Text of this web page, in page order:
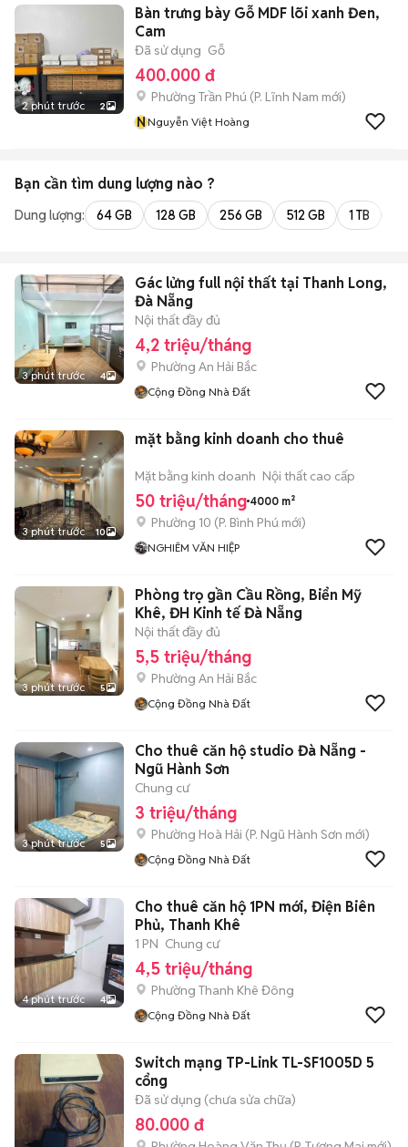
2 phút trước 2
Bàn trưng bày Gỗ MDF lõi xanh Đen,
Cam
Đã sử dụng Gỗ
400.000 đ
Phường Trần Phú (P. Lĩnh Nam mới)
NNguyễn Việt Hoàng
Bạn cần tìm dung lượng nào ?
Dung lượng: 64 GB 128 GB 256 GB 512 GB 1 TB
3 phút trước 4
Gác lửng full nội thất tại Thanh Long,
Đà Nẵng
Nội thất đầy đủ
4,2 triệu/tháng
Phường An Hải Bắc
Cộng Đồng Nhà Đất
3 phút trước 10
mặt bằng kinh doanh cho thuê
Mặt bằng kinh doanh Nội thất cao cấp
50 triệu/tháng 4000 m²
Phường 10 (P. Bình Phú mới)
NGHIÊM VĂN HIỆP
3 phút trước 5
Phòng trọ gần Cầu Rồng, Biển Mỹ
Khê, ĐH Kinh tế Đà Nẵng
Nội thất đầy đủ
5,5 triệu/tháng
Phường An Hải Bắc
Cộng Đồng Nhà Đất
3 phút trước 5
Cho thuê căn hộ studio Đà Nẵng -
Ngũ Hành Sơn
Chung cư
3 triệu/tháng
Phường Hoà Hải (P. Ngũ Hành Sơn mới)
Cộng Đồng Nhà Đất
4 phút trước 4
Cho thuê căn hộ 1PN mới, Điện Biên
Phủ, Thanh Khê
1 PN Chung cư
4,5 triệu/tháng
Phường Thanh Khê Đông
Cộng Đồng Nhà Đất
Switch mạng TP-Link TL-SF1005D 5
cổng
Đã sử dụng (chưa sửa chữa)
80.000 đ